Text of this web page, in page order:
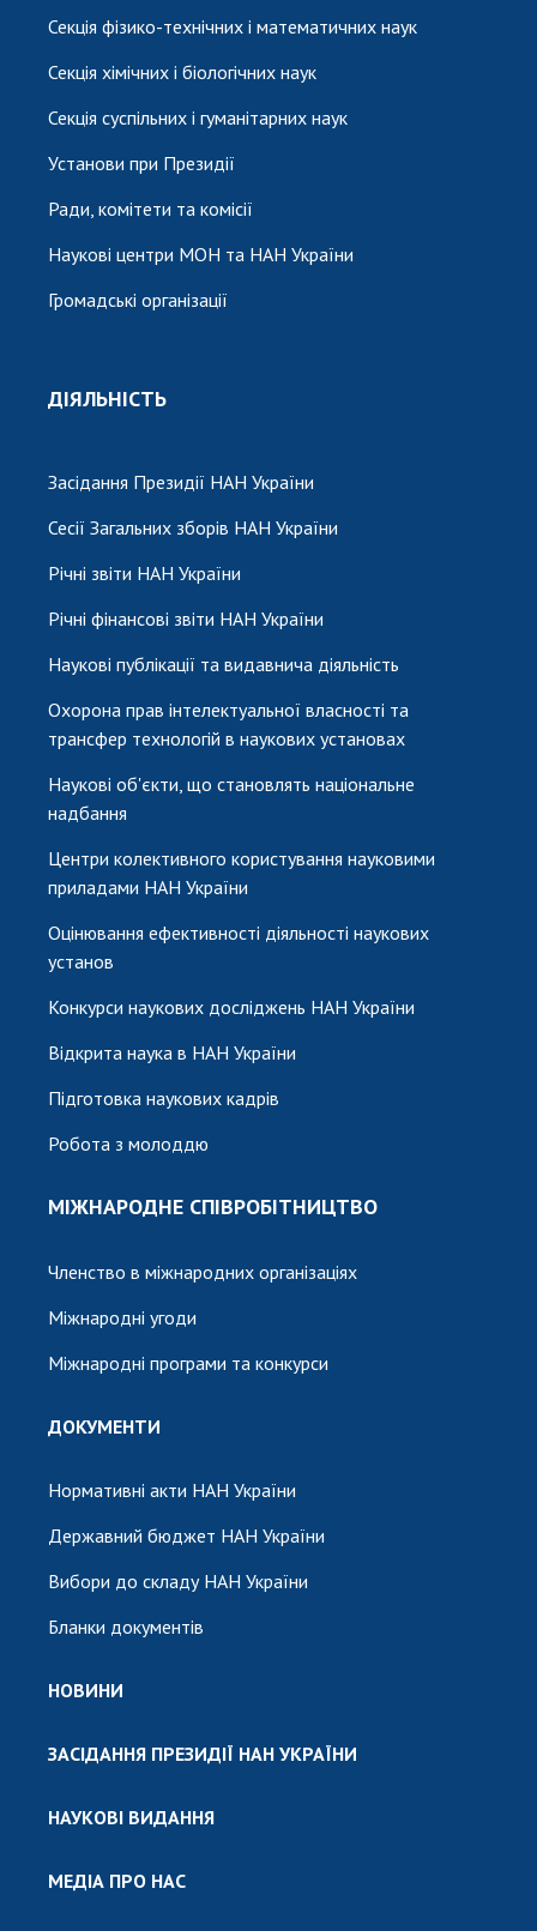
Секція фізико-технічних і математичних наук
Секція хімічних і біологічних наук
Секція суспільних і гуманітарних наук
Установи при Президії
Ради, комітети та комісії
Наукові центри МОН та НАН України
Громадські організації
ДІЯЛЬНІСТЬ
Засідання Президії НАН України
Сесії Загальних зборів НАН України
Річні звіти НАН України
Річні фінансові звіти НАН України
Наукові публікації та видавнича діяльність
Охорона прав інтелектуальної власності та
трансфер технологій в наукових установах
Наукові об'єкти, що становлять національне
надбання
Центри колективного користування науковими
приладами НАН України
Оцінювання ефективності діяльності наукових
установ
Конкурси наукових досліджень НАН України
Відкрита наука в НАН України
Підготовка наукових кадрів
Робота з молоддю
МІЖНАРОДНЕ СПІВРОБІТНИЦТВО
Членство в міжнародних організаціях
Міжнародні угоди
Міжнародні програми та конкурси
ДОКУМЕНТИ
Нормативні акти НАН України
Державний бюджет НАН України
Вибори до складу НАН України
Бланки документів
НОВИНИ
ЗАСІДАННЯ ПРЕЗИДІЇ НАН УКРАЇНИ
НАУКОВІ ВИДАННЯ
МЕДІА ПРО НАС